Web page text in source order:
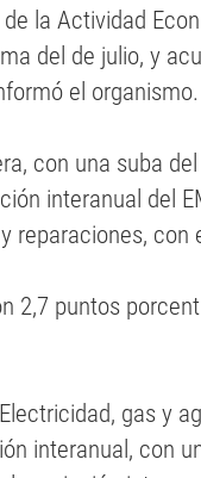
la Actividad
del de julio, y
el organismo.
con una suba
interanual del
reparaciones, con
2,7 puntos
gas y
interanual, con